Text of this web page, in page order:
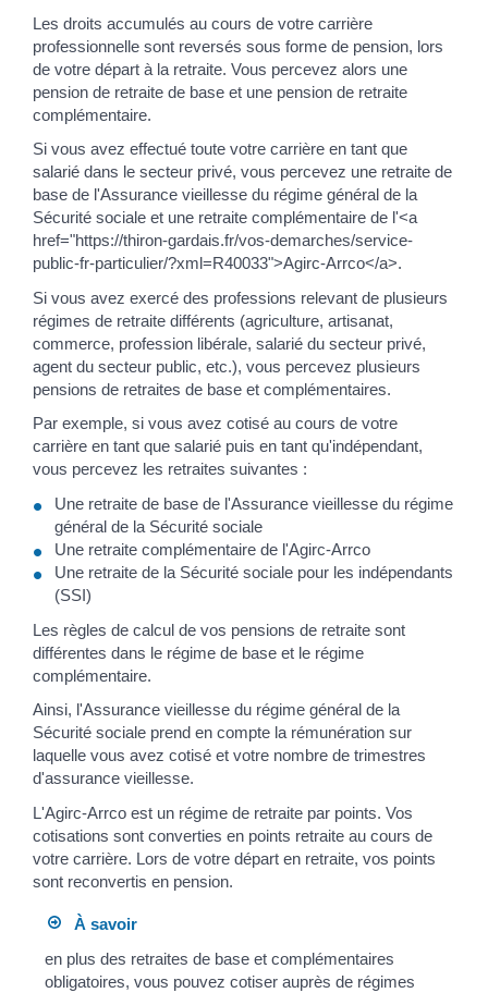
Les droits accumulés au cours de votre carrière
professionnelle sont reversés sous forme de pension, lors
de votre départ à la retraite. Vous percevez alors une
pension de retraite de base et une pension de retraite
complémentaire.
Si vous avez effectué toute votre carrière en tant que
salarié dans le secteur privé, vous percevez une retraite de
base de l'Assurance vieillesse du régime général de la
Sécurité sociale et une retraite complémentaire de l'<a
href="https://thiron-gardais.fr/vos-demarches/service-
public-fr-particulier/?xml=R40033">Agirc-Arrco</a>.
Si vous avez exercé des professions relevant de plusieurs
régimes de retraite différents (agriculture, artisanat,
commerce, profession libérale, salarié du secteur privé,
agent du secteur public, etc.), vous percevez plusieurs
pensions de retraites de base et complémentaires.
Par exemple, si vous avez cotisé au cours de votre
carrière en tant que salarié puis en tant qu'indépendant,
vous percevez les retraites suivantes :
Une retraite de base de l'Assurance vieillesse du régime
général de la Sécurité sociale
Une retraite complémentaire de l'Agirc-Arrco
Une retraite de la Sécurité sociale pour les indépendants
(SSI)
Les règles de calcul de vos pensions de retraite sont
différentes dans le régime de base et le régime
complémentaire.
Ainsi, l'Assurance vieillesse du régime général de la
Sécurité sociale prend en compte la rémunération sur
laquelle vous avez cotisé et votre nombre de trimestres
d'assurance vieillesse.
L'Agirc-Arrco est un régime de retraite par points. Vos
cotisations sont converties en points retraite au cours de
votre carrière. Lors de votre départ en retraite, vos points
sont reconvertis en pension.
À savoir
en plus des retraites de base et complémentaires
obligatoires, vous pouvez cotiser auprès de régimes